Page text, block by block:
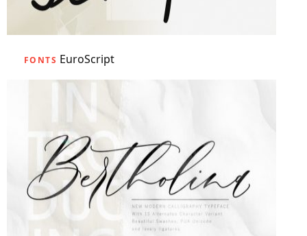
FONTS EuroScript